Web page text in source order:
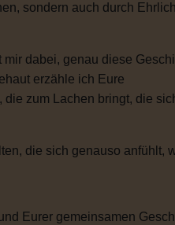
sondern auch durch
dabei, genau diese
erzähle ich Eure
zum Lachen bringt, die
die sich genauso anfühlt,
Eurer gemeinsamen